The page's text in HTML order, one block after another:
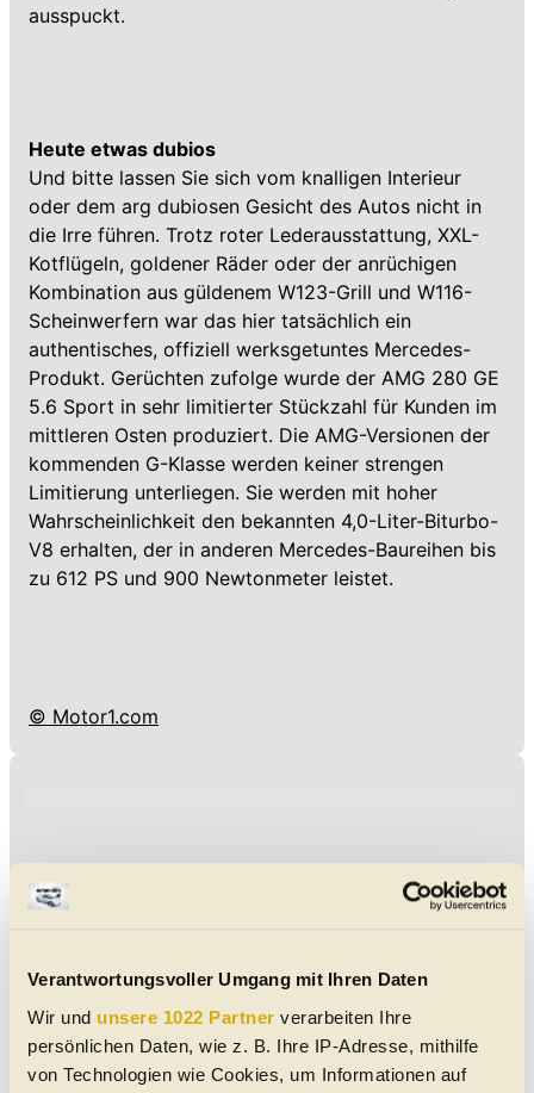
Verantwortungsvoller Umgang mit Ihren Daten
Wir und unsere 1022 Partner verarbeiten Ihre
persönlichen Daten, wie z. B. Ihre IP-Adresse, mithilfe
von Technologien wie Cookies, um Informationen auf
ausspuckt.
Heute etwas dubios
Und bitte lassen Sie sich vom knalligen Interieur
oder dem arg dubiosen Gesicht des Autos nicht in
die Irre führen. Trotz roter Lederausstattung, XXL-
Kotflügeln, goldener Räder oder der anrüchigen
Kombination aus güldenem W123-Grill und W116-
Scheinwerfern war das hier tatsächlich ein
authentisches, offiziell werksgetuntes Mercedes-
Produkt. Gerüchten zufolge wurde der AMG 280 GE
5.6 Sport in sehr limitierter Stückzahl für Kunden im
mittleren Osten produziert. Die AMG-Versionen der
kommenden G-Klasse werden keiner strengen
Limitierung unterliegen. Sie werden mit hoher
Wahrscheinlichkeit den bekannten 4,0-Liter-Biturbo-
V8 erhalten, der in anderen Mercedes-Baureihen bis
zu 612 PS und 900 Newtonmeter leistet.
© Motor1.com